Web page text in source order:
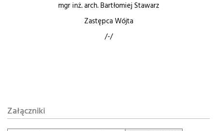
mgr inż. arch. Bartłomiej Stawarz
Zastępca Wójta
/-/
Załączniki